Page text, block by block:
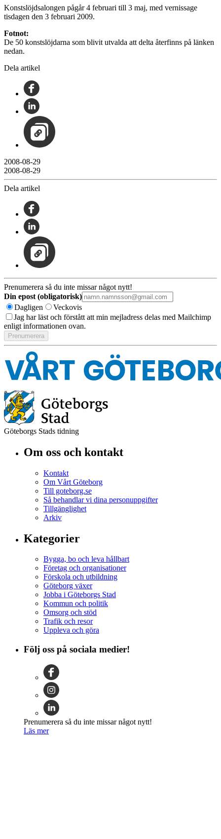
Konstslöjdsalongen pågår 4 februari till 3 maj, med vernissage
tisdagen den 3 februari 2009.
Fotnot:
De 50 konstslöjdarna som blivit utvalda att delta återfinns på länken
nedan.
Dela artikel
2008-08-29
2008-08-29
Dela artikel
Prenumerera så du inte missar något nytt!
Din epost (obligatorisk)
Dagligen
Veckovis
Jag har läst och förstått att min mejladress delas med Mailchimp
enligt informationen ovan.
Göteborgs Stads tidning
Om oss och kontakt
Kontakt
Om Vårt Göteborg
Till goteborg.se
Så behandlar vi dina personuppgifter
Tillgänglighet
Arkiv
Kategorier
Bygga, bo och leva hållbart
Företag och organisationer
Förskola och utbildning
Göteborg växer
Jobba i Göteborgs Stad
Kommun och politik
Omsorg och stöd
Trafik och resor
Uppleva och göra
Följ oss på sociala medier!
Prenumerera så du inte missar något nytt!
Läs mer